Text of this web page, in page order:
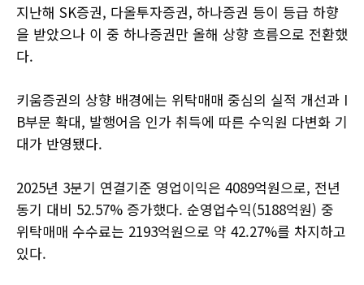
지난해 SK증권, 다올투자증권, 하나증권 등이 등급 하향
을 받았으나 이 중 하나증권만 올해 상향 흐름으로 전환했
다.
키움증권의 상향 배경에는 위탁매매 중심의 실적 개선과 I
B부문 확대, 발행어음 인가 취득에 따른 수익원 다변화 기
대가 반영됐다.
2025년 3분기 연결기준 영업이익은 4089억원으로, 전년
동기 대비 52.57% 증가했다. 순영업수익(5188억원) 중
위탁매매 수수료는 2193억원으로 약 42.27%를 차지하고
있다.